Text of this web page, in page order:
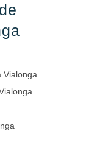
Vialonga